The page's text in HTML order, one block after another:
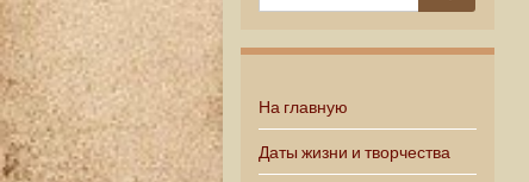
На главную
Даты жизни и творчества